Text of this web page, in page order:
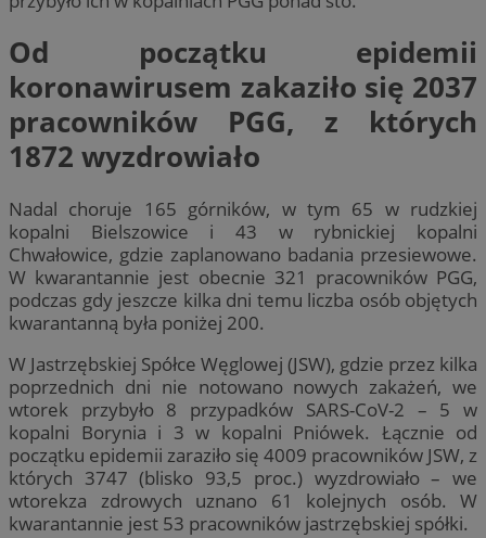
Od początku epidemii
koronawirusem zakaziło się 2037
pracowników PGG, z których
1872 wyzdrowiało
Nadal choruje 165 górników, w tym 65 w rudzkiej
kopalni Bielszowice i 43 w rybnickiej kopalni
Chwałowice, gdzie zaplanowano badania przesiewowe.
W kwarantannie jest obecnie 321 pracowników PGG,
podczas gdy jeszcze kilka dni temu liczba osób objętych
kwarantanną była poniżej 200.
W Jastrzębskiej Spółce Węglowej (JSW), gdzie przez kilka
poprzednich dni nie notowano nowych zakażeń, we
wtorek przybyło 8 przypadków SARS-CoV-2 – 5 w
kopalni Borynia i 3 w kopalni Pniówek. Łącznie od
początku epidemii zaraziło się 4009 pracowników JSW, z
których 3747 (blisko 93,5 proc.) wyzdrowiało – we
wtorekza zdrowych uznano 61 kolejnych osób. W
kwarantannie jest 53 pracowników jastrzębskiej spółki.